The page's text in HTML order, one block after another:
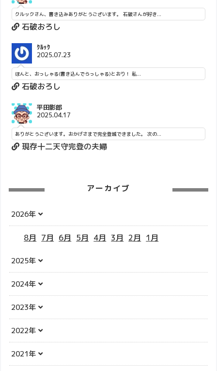
クルックさん、書き込みありがとうございます。 石破さんが好き...
石破おろし
ｸﾙｯｸ
2025.07.23
ほんと、おっしゃる(書き込んでらっしゃる)とおり！ 私...
石破おろし
平田影郎
2025.04.17
ありがとうございます。おかげさまで完全登城できました。 次の...
現存十二天守完登の夫婦
アーカイブ
2026年
8月 7月 6月 5月 4月 3月 2月 1月
2025年
2024年
2023年
2022年
2021年